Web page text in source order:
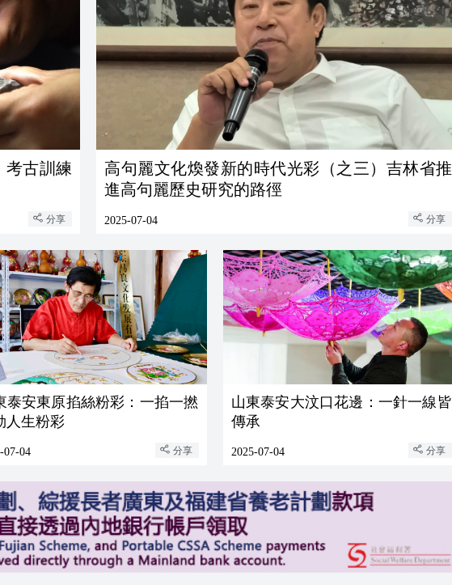
考古訓練
分享
高句麗文化煥發新的時代光彩（之三）吉林省推
進高句麗歷史研究的路徑
2025-07-04 分享
泰安東原掐絲粉彩：一掐一撚
人生粉彩
07-04 分享
山東泰安大汶口花邊：一針一線皆
傳承
2025-07-04 分享